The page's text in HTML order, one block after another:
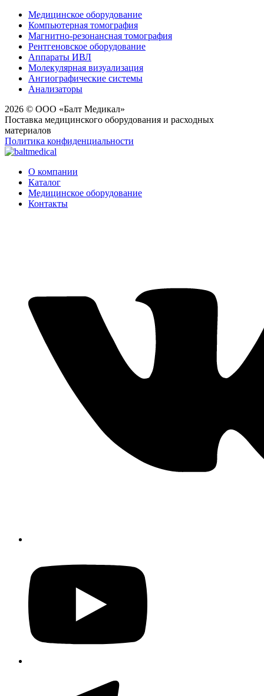
Медицинское оборудование
Компьютерная томография
Магнитно-резонансная томография
Рентгеновское оборудование
Аппараты ИВЛ
Молекулярная визуализация
Ангиографические системы
Анализаторы
2026 © ООО «Балт Медикал»
Поставка медицинского оборудования и расходных
материалов
Политика конфиденциальности
О компании
Каталог
Медицинское оборудование
Контакты